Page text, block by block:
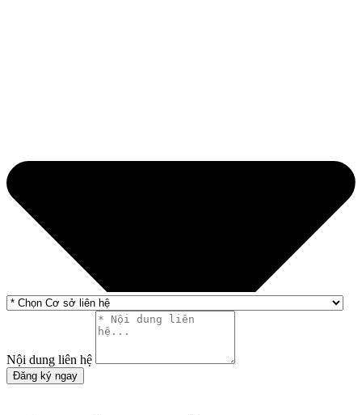
Nội dung liên hệ
Đăng ký ngay